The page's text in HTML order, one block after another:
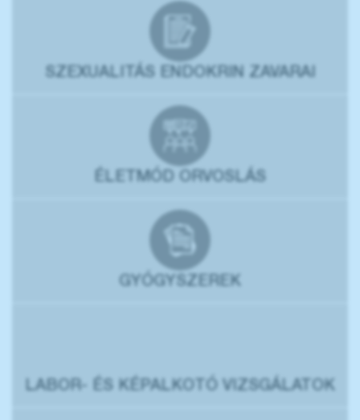
SZEXUALITÁS ENDOKRIN ZAVARAI
ÉLETMÓD ORVOSLÁS
GYÓGYSZEREK
LABOR- ÉS KÉPALKOTÓ VIZSGÁLATOK